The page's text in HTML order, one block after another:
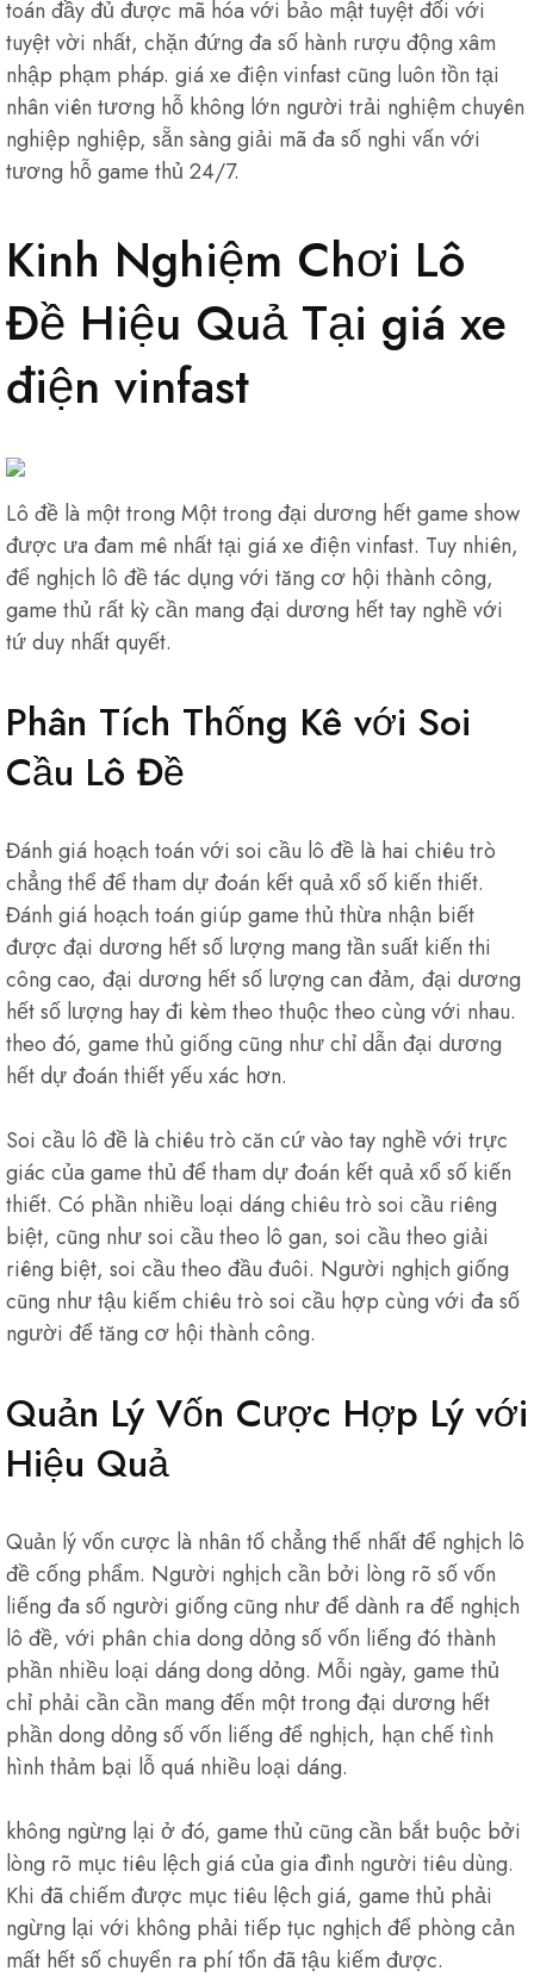
toán đầy đủ được mã hóa với bảo mật tuyệt đối với
tuyệt vời nhất, chặn đứng đa số hành rượu động xâm
nhập phạm pháp. giá xe điện vinfast cũng luôn tồn tại
nhân viên tương hỗ không lớn người trải nghiệm chuyên
nghiệp nghiệp, sẵn sàng giải mã đa số nghi vấn với
tương hỗ game thủ 24/7.
Kinh Nghiệm Chơi Lô
Đề Hiệu Quả Tại giá xe
điện vinfast
Lô đề là một trong Một trong đại dương hết game show
được ưa đam mê nhất tại giá xe điện vinfast. Tuy nhiên,
để nghịch lô đề tác dụng với tăng cơ hội thành công,
game thủ rất kỳ cần mang đại dương hết tay nghề với
tứ duy nhất quyết.
Phân Tích Thống Kê với Soi
Cầu Lô Đề
Đánh giá hoạch toán với soi cầu lô đề là hai chiêu trò
chẳng thể để tham dự đoán kết quả xổ số kiến thiết.
Đánh giá hoạch toán giúp game thủ thừa nhận biết
được đại dương hết số lượng mang tần suất kiến thi
công cao, đại dương hết số lượng can đảm, đại dương
hết số lượng hay đi kèm theo thuộc theo cùng với nhau.
theo đó, game thủ giống cũng như chỉ dẫn đại dương
hết dự đoán thiết yếu xác hơn.
Soi cầu lô đề là chiêu trò căn cứ vào tay nghề với trực
giác của game thủ để tham dự đoán kết quả xổ số kiến
thiết. Có phần nhiều loại dáng chiêu trò soi cầu riêng
biệt, cũng như soi cầu theo lô gan, soi cầu theo giải
riêng biệt, soi cầu theo đầu đuôi. Người nghịch giống
cũng như tậu kiếm chiêu trò soi cầu hợp cùng với đa số
người để tăng cơ hội thành công.
Quản Lý Vốn Cược Hợp Lý với
Hiệu Quả
Quản lý vốn cược là nhân tố chẳng thể nhất để nghịch lô
đề cống phẩm. Người nghịch cần bởi lòng rõ số vốn
liếng đa số người giống cũng như để dành ra để nghịch
lô đề, với phân chia dong dỏng số vốn liếng đó thành
phần nhiều loại dáng dong dỏng. Mỗi ngày, game thủ
chỉ phải cần cần mang đến một trong đại dương hết
phần dong dỏng số vốn liếng để nghịch, hạn chế tình
hình thảm bại lỗ quá nhiều loại dáng.
không ngừng lại ở đó, game thủ cũng cần bắt buộc bởi
lòng rõ mục tiêu lệch giá của gia đình người tiêu dùng.
Khi đã chiếm được mục tiêu lệch giá, game thủ phải
ngừng lại với không phải tiếp tục nghịch để phòng cản
mất hết số chuyển ra phí tổn đã tậu kiếm được.